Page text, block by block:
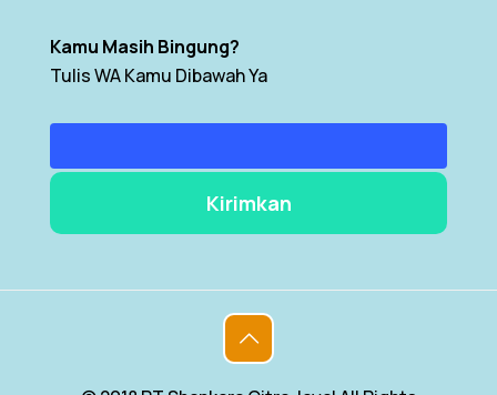
Kamu Masih Bingung?
Tulis WA Kamu Dibawah Ya